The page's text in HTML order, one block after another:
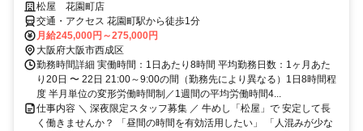
松屋 花園町店
交通・アクセス 花園町駅から徒歩1分
月給245,000円～275,000円
大阪府大阪市西成区
勤務時間詳細 実働時間：1日あたり8時間 平均勤務日数：1ヶ月あた
り20日 〜 22日 21:00～9:00の間（勤務先により異なる）1日8時間程
度 半月単位の変形労働時間制／1週間の平均労働時間4...
仕事内容 ＼ 深夜限定スタッフ募集 ／ 牛めし「松屋」で 安定して長
く働きませんか？ 「昼間の時間を有効活用したい」 「人混みが少な